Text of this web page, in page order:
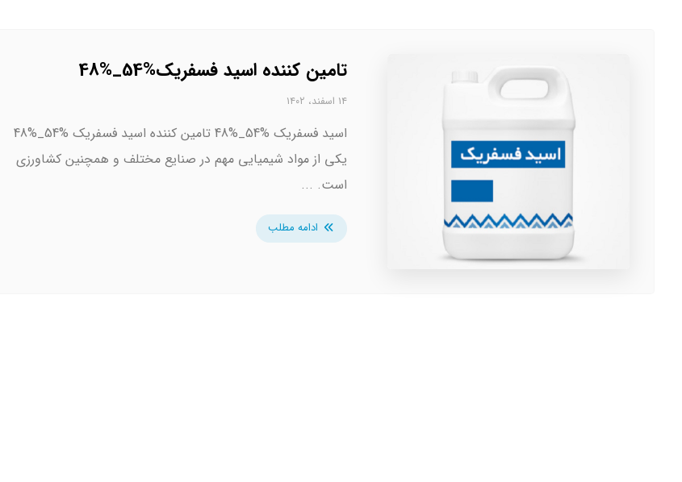
تامین کننده اسید فسفریک%54_%48
۱۴ اسفند، ۱۴۰۲
اسید فسفریک %54_%48 تامین کننده اسید فسفریک %54_%48
یکی از مواد شیمیایی مهم در صنایع مختلف و همچنین کشاورزی
است. ...
ادامه مطلب